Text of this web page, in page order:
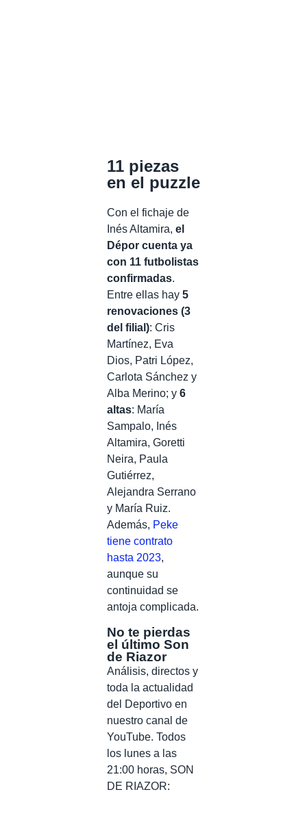
11 piezas
en el puzzle
Con el fichaje de
Inés Altamira, el
Dépor cuenta ya
con 11 futbolistas
confirmadas.
Entre ellas hay 5
renovaciones (3
del filial): Cris
Martínez, Eva
Dios, Patri López,
Carlota Sánchez y
Alba Merino; y 6
altas: María
Sampalo, Inés
Altamira, Goretti
Neira, Paula
Gutiérrez,
Alejandra Serrano
y María Ruiz.
Además, Peke
tiene contrato
hasta 2023,
aunque su
continuidad se
antoja complicada.
No te pierdas
el último Son
de Riazor
Análisis, directos y
toda la actualidad
del Deportivo en
nuestro canal de
YouTube. Todos
los lunes a las
21:00 horas, SON
DE RIAZOR: